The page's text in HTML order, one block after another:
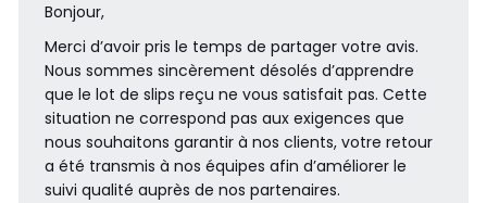
Bonjour,
Merci d’avoir pris le temps de partager votre avis.
Nous sommes sincèrement désolés d’apprendre
que le lot de slips reçu ne vous satisfait pas. Cette
situation ne correspond pas aux exigences que
nous souhaitons garantir à nos clients, votre retour
a été transmis à nos équipes afin d’améliorer le
suivi qualité auprès de nos partenaires.